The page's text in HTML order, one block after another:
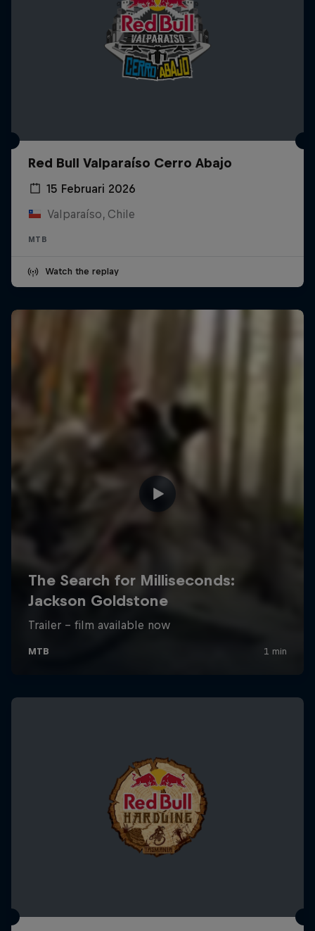
Red Bull Valparaíso Cerro Abajo
15 Februari 2026
Valparaíso, Chile
MTB
Watch the replay